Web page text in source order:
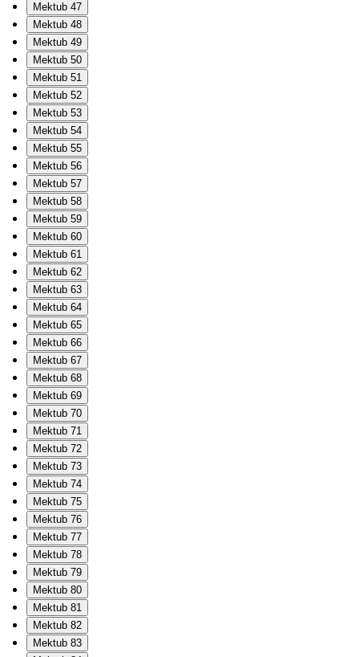
Mektub 47
Mektub 48
Mektub 49
Mektub 50
Mektub 51
Mektub 52
Mektub 53
Mektub 54
Mektub 55
Mektub 56
Mektub 57
Mektub 58
Mektub 59
Mektub 60
Mektub 61
Mektub 62
Mektub 63
Mektub 64
Mektub 65
Mektub 66
Mektub 67
Mektub 68
Mektub 69
Mektub 70
Mektub 71
Mektub 72
Mektub 73
Mektub 74
Mektub 75
Mektub 76
Mektub 77
Mektub 78
Mektub 79
Mektub 80
Mektub 81
Mektub 82
Mektub 83